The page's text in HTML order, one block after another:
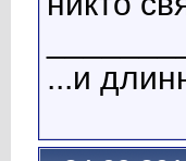
...и